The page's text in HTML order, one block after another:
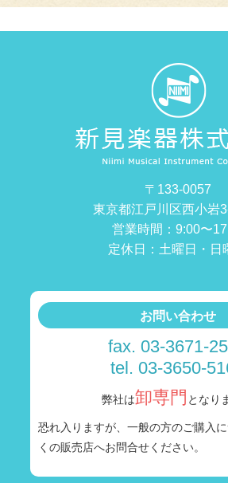
〒133-0057
東京都江戸川区西小岩
営業時間：9:00〜
定休日：土曜日・日
お問い合わせ
fax. 03-3671-
tel. 03-3650-
弊社は卸専門 となり
恐れ入りますが、一般の方のご購入
くの販売店へお問合せください。